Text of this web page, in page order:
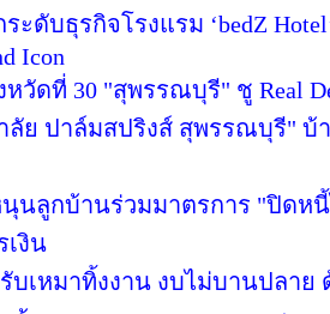
ะดับธุรกิจโรงแรม ‘bedZ
Icon
วัดที่ 30 "สุพรรณบุรี" ชู Real
ลัย ปาล์มสปริงส์ สุพรรณบุรี" บ้
นุนลูกบ้านร่วมมาตรการ "ปิดห
เงิน
เหมาทิ้งงาน งบไม่บานปลาย ด้